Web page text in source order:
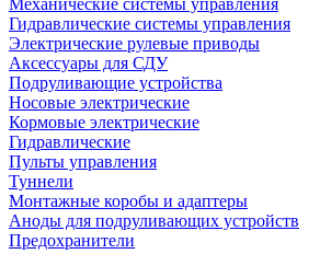
Механические системы управления
Гидравлические системы управления
Электрические рулевые приводы
Аксессуары для СДУ
Подруливающие устройства
Носовые электрические
Кормовые электрические
Гидравлические
Пульты управления
Туннели
Монтажные коробы и адаптеры
Аноды для подруливающих устройств
Предохранители